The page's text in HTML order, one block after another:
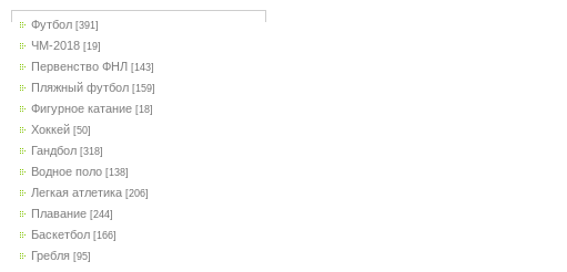
Футбол [391]
ЧМ-2018 [19]
Первенство ФНЛ [143]
Пляжный футбол [159]
Фигурное катание [18]
Хоккей [50]
Гандбол [318]
Водное поло [138]
Легкая атлетика [206]
Плавание [244]
Баскетбол [166]
Гребля [95]